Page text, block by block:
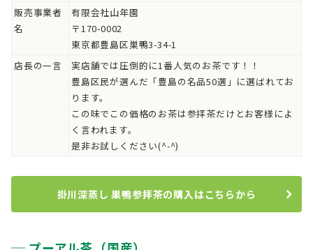
販売事業者
名
有限会社山年園
〒170-0002
東京都豊島区巣鴨3-34-1
店長の一言
実店舗では圧倒的に1番人気のお茶です！！
豊島区民が選んだ「豊島の名品50選」に選ばれてお
ります。
この味でこの価格のお茶は参拝茶だけとお客様によ
く言われます。
是非お試しください(^-^)
掛川深蒸し 巣鴨参拝茶の購入はこちらから